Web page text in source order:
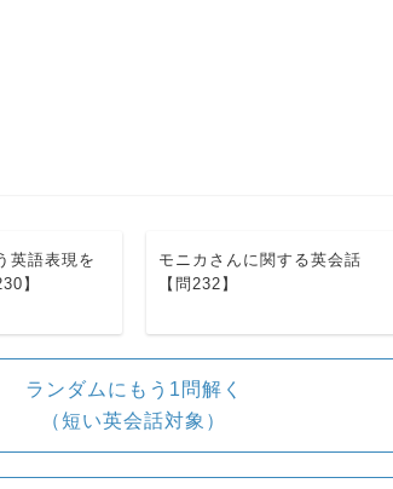
英語表現を
】
モニカさんに関する英会話
【問232】
ランダムにもう1問解く
（短い英会話対象）